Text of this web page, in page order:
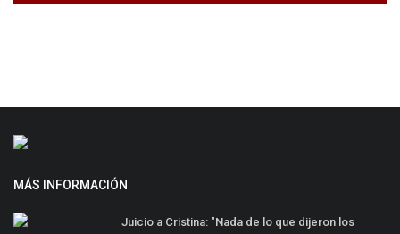
MÁS INFORMACIÓN
Juicio a Cristina: "Nada de lo que dijeron los